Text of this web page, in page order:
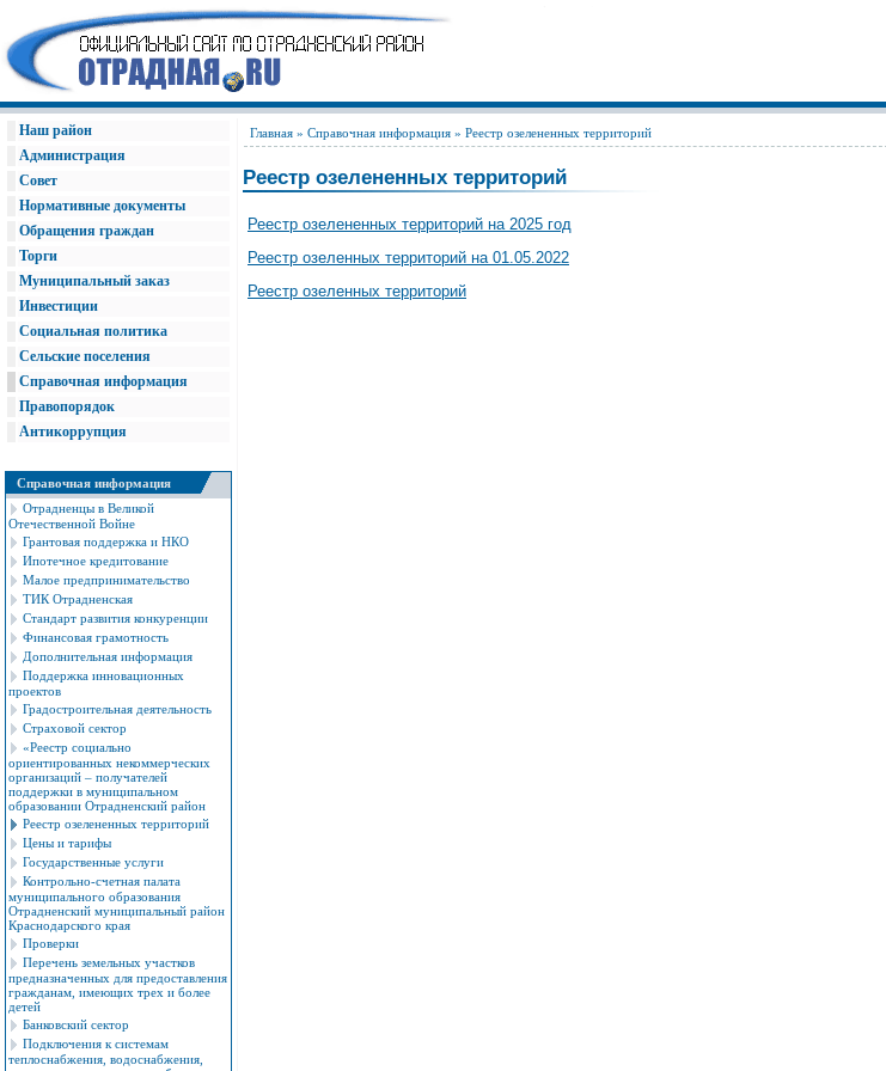
Наш район
Администрация
Совет
Нормативные документы
Обращения граждан
Торги
Муниципальный заказ
Инвестиции
Социальная политика
Сельские поселения
Справочная информация
Правопорядок
Антикоррупция
Справочная информация
Отрадненцы в Великой
Отечественной Войне
Грантовая поддержка и НКО
Ипотечное кредитование
Малое предпринимательство
ТИК Отрадненская
Стандарт развития конкуренции
Финансовая грамотность
Дополнительная информация
Поддержка инновационных
проектов
Градостроительная деятельность
Страховой сектор
«Реестр социально
ориентированных некоммерческих
организаций – получателей
поддержки в муниципальном
образовании Отрадненский район
Реестр озелененных территорий
Цены и тарифы
Государственные услуги
Контрольно-счетная палата
муниципального образования
Отрадненский муниципальный район
Краснодарского края
Проверки
Перечень земельных участков
предназначенных для предоставления
гражданам, имеющих трех и более
детей
Банковский сектор
Подключения к системам
теплоснабжения, водоснабжения,
Главная » Справочная информация » Реестр озелененных территорий
Реестр озелененных территорий
Реестр озелененных территорий на 2025 год
Реестр озеленных территорий на 01.05.2022
Реестр озеленных территорий